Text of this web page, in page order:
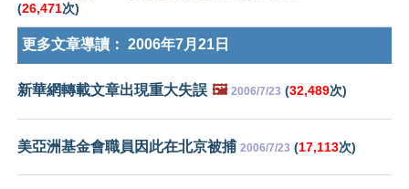
(26,471次)
更多文章導讀： 2006年7月21日
新華網轉載文章出現重大失誤 🖼️ 2006/7/23 (32,489次)
美亞洲基金會職員因此在北京被捕 2006/7/23 (17,113次)